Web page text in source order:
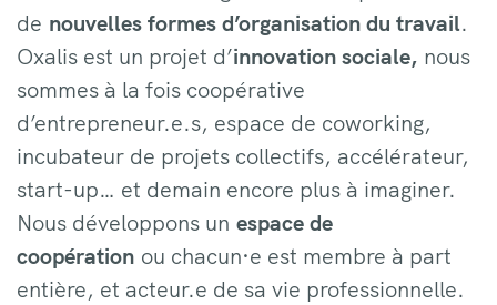
de nouvelles formes d’organisation du travail.
Oxalis est un projet d’innovation sociale, nous
sommes à la fois coopérative
d’entrepreneur.e.s, espace de coworking,
incubateur de projets collectifs, accélérateur,
start-up… et demain encore plus à imaginer.
Nous développons un espace de
coopération ou chacun·e est membre à part
entière, et acteur.e de sa vie professionnelle.